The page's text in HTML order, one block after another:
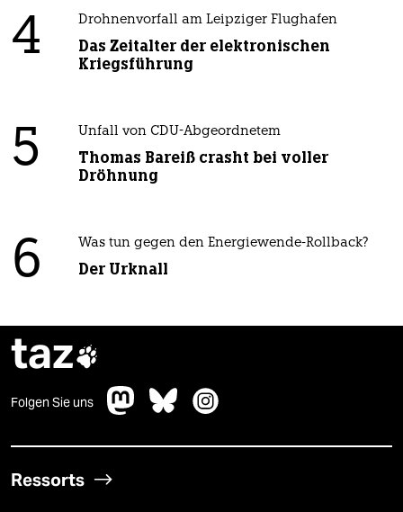
4 Drohnenvorfall am Leipziger Flughafen
Das Zeitalter der elektronischen
Kriegsführung
5 Unfall von CDU-Abgeordnetem
Thomas Bareiß crasht bei voller
Dröhnung
6 Was tun gegen den Energiewende-Rollback?
Der Urknall
taz
Folgen Sie uns
Ressorts